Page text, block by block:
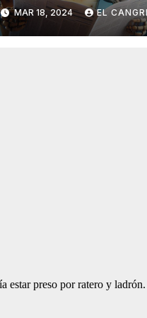
Generado Por
Artificial
MAR 18, 2024 EL